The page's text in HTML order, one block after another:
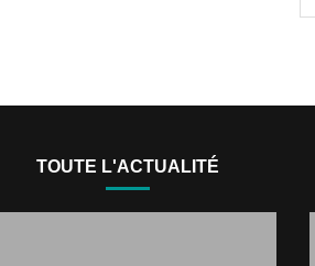
TOUTE L'ACTUALITÉ